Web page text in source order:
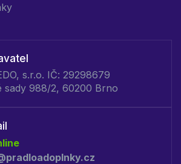
s.r.o. IČ: 29298679
sady 988/2, 60200 Brno